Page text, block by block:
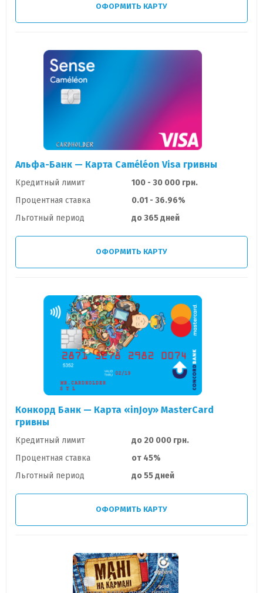
ОФОРМИТЬ КАРТУ
Альфа-Банк — Карта Caméléon Visa гривны
Кредитный лимит
100 - 30 000 грн.
Процентная ставка
0.01 - 36.96%
Льготный период
до 365 дней
ОФОРМИТЬ КАРТУ
Конкорд Банк — Карта «inJoy» MasterCard
гривны
Кредитный лимит
до 20 000 грн.
Процентная ставка
от 45%
Льготный период
до 55 дней
ОФОРМИТЬ КАРТУ